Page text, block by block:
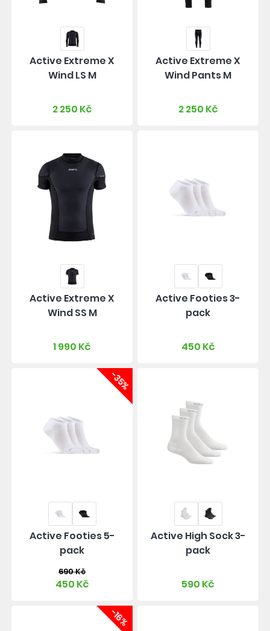
Active Extreme X
Wind LS M
2 250 Kč
Active Extreme X
Wind Pants M
2 250 Kč
Active Extreme X
Wind SS M
1 990 Kč
Active Footies 3-
pack
450 Kč
-35%
Active Footies 5-
pack
690 Kč
450 Kč
Active High Sock 3-
pack
590 Kč
-16%